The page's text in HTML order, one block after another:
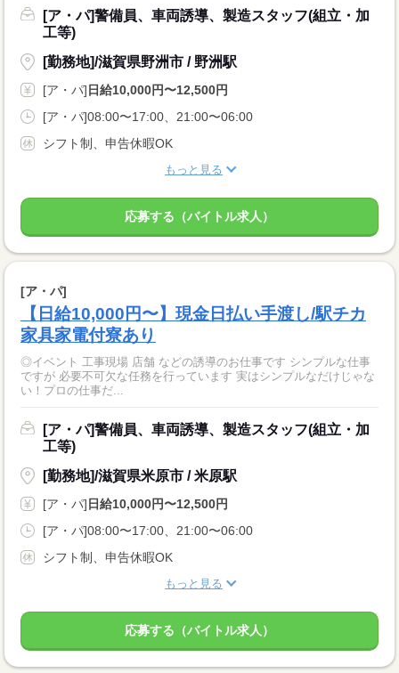
[ア・パ]警備員、車両誘導、製造スタッフ(組立・加
工等)
[勤務地]/滋賀県野洲市 / 野洲駅
[ア・パ] 日給10,000円〜12,500円
[ア・パ]08:00〜17:00、21:00〜06:00
シフト制、申告休暇OK
もっと見る
応募する（バイトル求人）
[ア・パ]
【日給10,000円〜】現金日払い手渡し/駅チカ
家具家電付寮あり
◎イベント 工事現場 店舗 などの誘導のお仕事です シンプルな仕事
ですが 必要不可欠な任務を行っています 実はシンプルなだけじゃな
い！プロの仕事だ...
[ア・パ]警備員、車両誘導、製造スタッフ(組立・加
工等)
[勤務地]/滋賀県米原市 / 米原駅
[ア・パ] 日給10,000円〜12,500円
[ア・パ]08:00〜17:00、21:00〜06:00
シフト制、申告休暇OK
もっと見る
応募する（バイトル求人）